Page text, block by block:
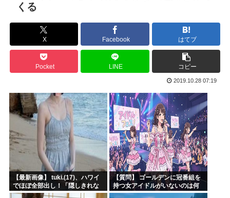
ルッキズムの奴って自分が年老いて醜くなった時どうすんの？
最近のきらら漫画、オ●ニーシーンがあったりと下品すぎる
百田尚樹「日本保守党アンチ、政策批判ができず俺への個人攻...
【ワンピース】AIで小説描いたから評価して
【衝撃】 韓国人「日本、山ひとつが”爆発の聖地”になって...
3大長寿アニメでウザいキャラ「元太」「カバオ」
特番「本当にあった怖い安倍晋三」でありがちなエピソードと...
グルメ漫画No.1を決めるスレ
四六時中動いてるイラストのコミュニティとか無いんか
韓国人「大韓サッカー協会が過去に20人の外国人審判らに不...
くる
X Facebook はてブ
Pocket LINE コピー
2019.10.28 07:19
【最新画像】 tuki.(17)、ハワイ
でほぼ全部出し！「隠しきれな
い美貌」とSNSざわつく
【質問】 ゴールデンに冠番組を
持つ女アイドルがいないのは何
故なのか？